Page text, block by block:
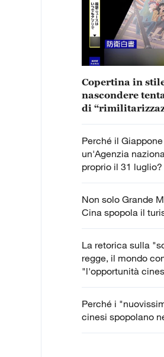
Copertina in
nascondere
di
Perché il
un'Agenzia
proprio il 31 luglio?
Non solo Grande
Cina spopola il
La retorica sulla
regge, il mondo
"l'opportunità
Perché i
cinesi spopolano